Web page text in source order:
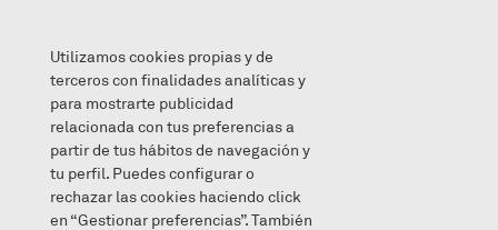
IPUINA: LAU IZKIN ZIZTRINENGATIK
Utilizamos cookies propias y de
terceros con finalidades analíticas y
para mostrarte publicidad
relacionada con tus preferencias a
partir de tus hábitos de navegación y
tu perfil. Puedes configurar o
rechazar las cookies haciendo click
en “Gestionar preferencias”. También